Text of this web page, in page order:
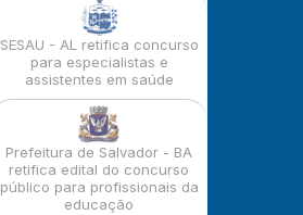
SESAU - AL retifica concurso
para especialistas e
assistentes em saúde
Prefeitura de Salvador - BA
retifica edital do concurso
público para profissionais da
educação